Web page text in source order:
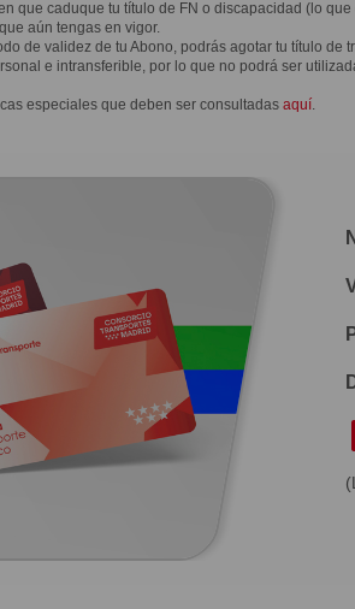
que caduque tu título de FN o discapacidad (lo
aún tengas en vigor.
de validez de tu Abono, podrás agotar tu título de
e intransferible, por lo que no podrá ser
especiales que deben ser consultadas aquí.